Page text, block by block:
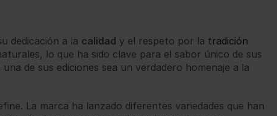
dedicación a la calidad y el respeto por la tradición
lo que ha sido clave para el sabor único de sus
de sus ediciones sea un verdadero homenaje a la
La marca ha lanzado diferentes variedades que han